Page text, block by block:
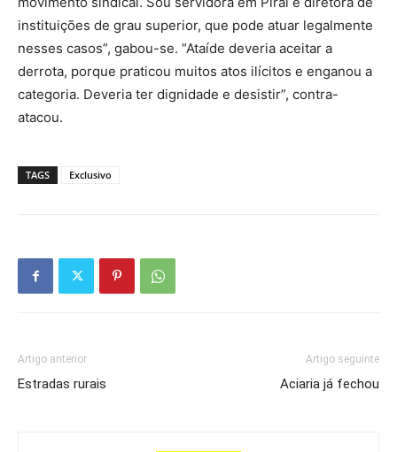
instituições de grau superior, que pode atuar legalmente
nesses casos”, gabou-se. “Ataíde deveria aceitar a
derrota, porque praticou muitos atos ilícitos e enganou a
categoria. Deveria ter dignidade e desistir”, contra-
atacou.
TAGS Exclusivo
Artigo anterior
Estradas rurais
Artigo seguinte
Aciaria já fechou